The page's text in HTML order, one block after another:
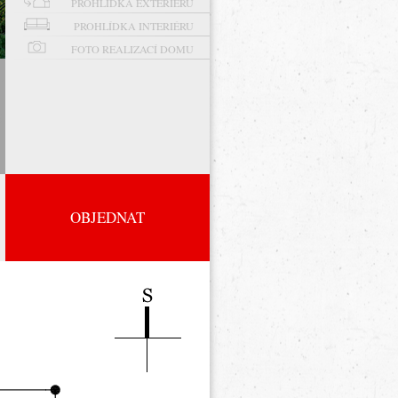
PROHLÍDKA EXTERIÉRU
PROHLÍDKA INTERIÉRU
FOTO REALIZACÍ DOMU
OBJEDNAT